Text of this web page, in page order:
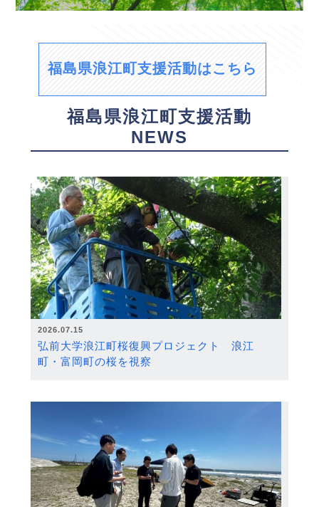
福島県浪江町支援活動はこちら
福島県浪江町支援活動
NEWS
2026.07.15
弘前大学浪江町桜復興プロジェクト 浪江
町・富岡町の桜を視察